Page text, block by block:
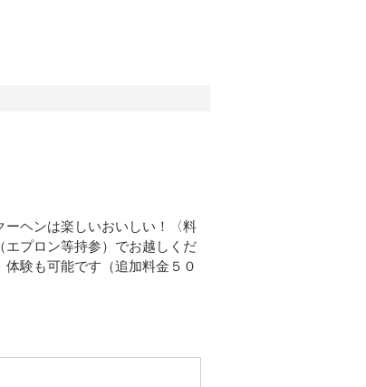
ヘンは楽しいおいしい！〈料
プロン等持参）でお越しくだ
験も可能です（追加料金５０